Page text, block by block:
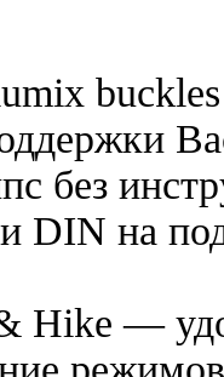
без
DIN на
Hike —